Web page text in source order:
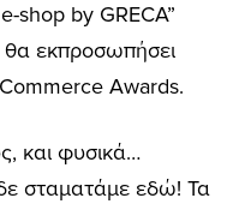
shop by GRECA”
θα εκπροσωπήσει
Awards.
και φυσικά…
σταματάμε εδώ! Τα